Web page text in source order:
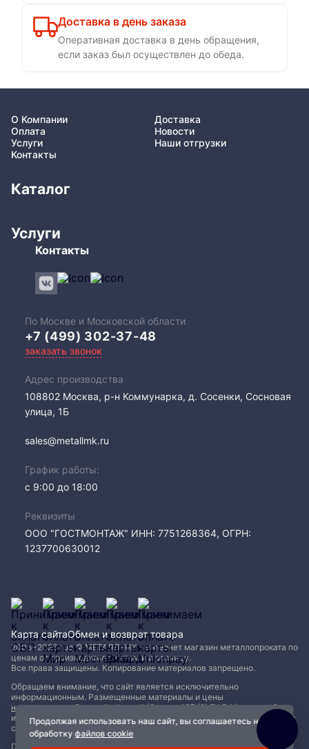
Доставка в день заказа
Оперативная доставка в день обращения,
если заказ был осуществлен до обеда.
Продолжая использовать наш сайт, вы соглашаетесь на
обработкуфайлов cookie
О Компании
Доставка
Оплата
Новости
Услуги
Наши отгрузки
Контакты
Каталог
Услуги
Контакты
По Москве и Московской области
+7 (499) 302-37-48
заказать звонок
Адрес производства
108802​ Москва, р-н Коммунарка, д. Сосенки, Сосновая
улица, 1Б
sales@metallmk.ru
График работы:
с 9:00 до 18:00
Реквизиты
ООО "ГОСТМОНТАЖ" ИНН: 7751268364, ОГРН:
1237700630012
2005−2026 год © МЕТАЛЛ-МК - интернет магазин металлопроката по
ценам от производителя, оптом и в розницу.
Все права защищены. Копирование материалов запрещено.
Обращаем внимание, что сайт является исключительно
информационным. Размещенные материалы и цены
не являются публичной офертой (Статья 437 (2) ГК РФ)и могут быть
изменены без уведомления. Для уточнения наличия, характеристик и
стоимости материалов обращайтесь в офисы продаж.
Политика конфиденциальности|Пользовательское соглашение
Карта сайтаОбмен и возврат товара